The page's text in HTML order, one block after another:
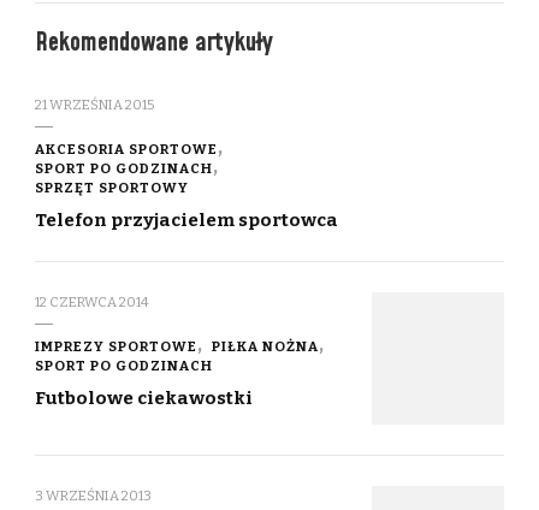
Rekomendowane artykuły
21 WRZEŚNIA 2015
AKCESORIA SPORTOWE
SPORT PO GODZINACH
SPRZĘT SPORTOWY
Telefon przyjacielem sportowca
12 CZERWCA 2014
IMPREZY SPORTOWE
PIŁKA NOŻNA
SPORT PO GODZINACH
Futbolowe ciekawostki
3 WRZEŚNIA 2013